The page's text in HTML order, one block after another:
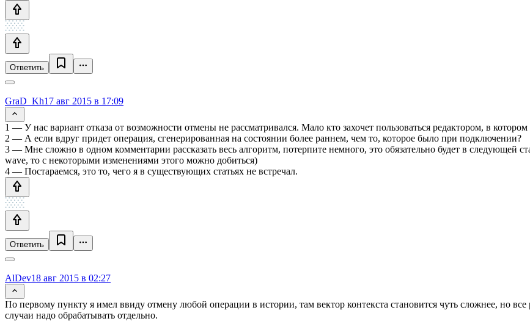
Ответить
GraD_Kh17 авг 2015 в 17:09
1 — У нас вариант отказа от возможности отмены не рассматривался. Мало кто захочет пользоваться редактором, в котором
2 — А если вдруг придет операция, сгенерированная на состоянии более раннем, чем то, которое было при подключении?
3 — Мне сложно в одном комментарии рассказать весь алгоритм, потерпите немного, это обязательно будет в следующей
wave, то с некоторыми изменениями этого можно добиться)
4 — Постараемся, это то, чего я в существующих статьях не встречал.
Ответить
AlDev18 авг 2015 в 02:27
По первому пункту я имел ввиду отмену любой операции в истории, там вектор контекста становится чуть сложнее, но
случаи надо обрабатывать отдельно.